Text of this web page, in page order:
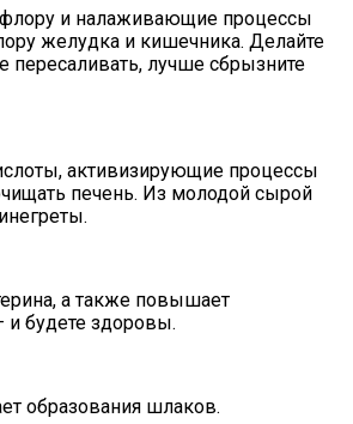
и налаживающие процессы
желудка и кишечника. Делайте
пересаливать, лучше сбрызните
активизирующие процессы
печень. Из молодой сырой
а также повышает
и будете здоровы.
образования шлаков.